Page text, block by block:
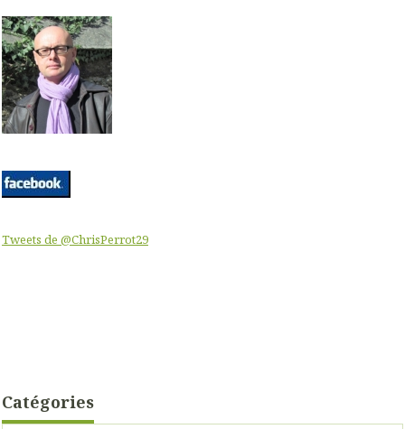
Tweets de @ChrisPerrot29
Catégories